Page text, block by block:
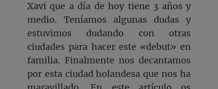
Xavi que a día de hoy tiene 3 años y
medio. Teníamos algunas dudas y
estuvimos dudando con otras
ciudades para hacer este «debut» en
familia. Finalmente nos decantamos
por esta ciudad holandesa que nos ha